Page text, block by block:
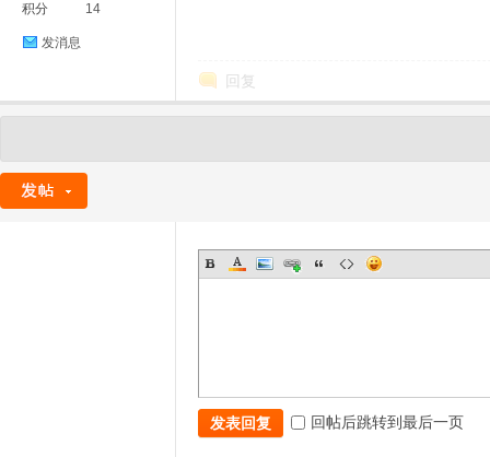
积分 14
发消息
回复
发表回复 回帖后跳转到最后一页